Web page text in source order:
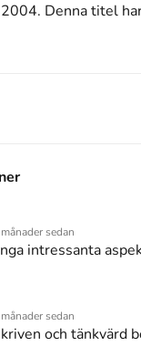
Denna titel
(2013)
och alla
boken är
sedan
intressanta
sedan
och tänkvärd